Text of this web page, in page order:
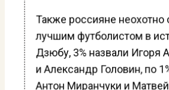
Также россияне неохотно
лучшим футболистом в
Дзюбу, 3% назвали Игоря
и Александр Головин, по
Антон Миранчуки и